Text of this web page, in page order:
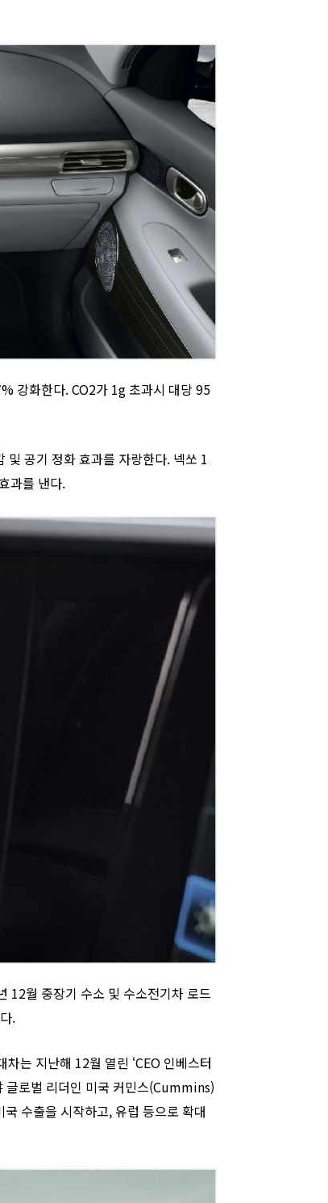
강화한다. CO2가 1g 초과시 대당 95
공기 정화 효과를 자랑한다. 넥쏘 1
과를 낸다.
12월 중장기 수소 및 수소전기차 로드
.
는 지난해 12월 열린 ‘CEO 인베스터
글로벌 리더인 미국 커민스(Cummins)
수출을 시작하고, 유럽 등으로 확대